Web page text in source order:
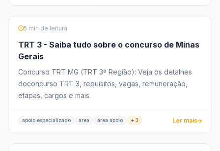
5 min de leitura
TRT 3 - Saiba tudo sobre o concurso de Minas
Gerais
Concurso TRT MG (TRT 3ª Região): Veja os detalhes
doconcurso TRT 3, requisitos, vagas, remuneração,
etapas, cargos e mais.
apoio especializado área área apoio + 3 Ler mais